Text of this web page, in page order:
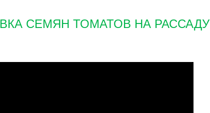
СЕМЯН ТОМАТОВ НА РАССАДУ